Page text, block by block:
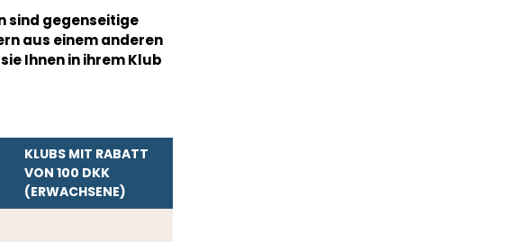
sind gegenseitige
aus einem anderen
Ihnen in ihrem Klub
KLUBS MIT RABATT
VON 100 DKK
(ERWACHSENE)